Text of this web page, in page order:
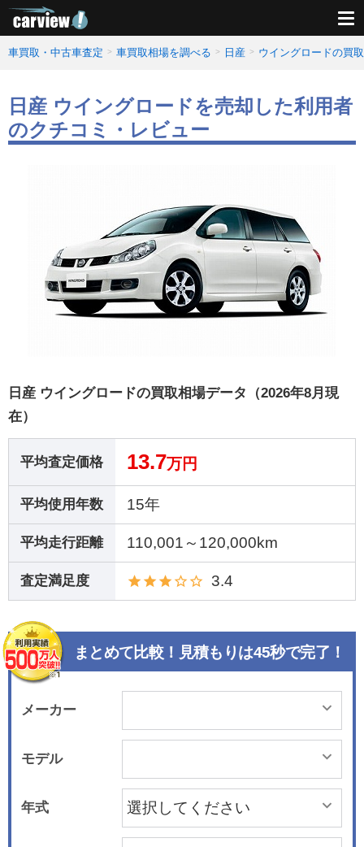
車買取・中古車査定 車買取相場を調べる 日産 ウイングロードの買
日産 ウイングロードを売却した利用者
のクチコミ・レビュー
日産 ウイングロードの買取相場データ（2026年8月現
在）
平均査定価格 13.7万円
平均使用年数 15年
平均走行距離 110,001～120,000km
査定満足度 3.4
まとめて比較！見積もりは45秒で完了！
メーカー
モデル
年式